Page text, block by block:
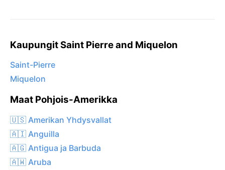
Kaupungit Saint Pierre and Miquelon
Saint-Pierre
Miquelon
Maat Pohjois-Amerikka
🇺🇸 Amerikan Yhdysvallat
🇦🇮 Anguilla
🇦🇬 Antigua ja Barbuda
🇦🇼 Aruba